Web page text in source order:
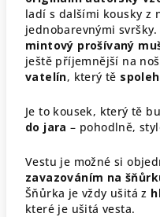
ladí s dalšími kousky z
jednobarevnými
mintový prošívaný
ještě příjemnější na
vatelín, který tě
Je to kousek, který tě
do jara – pohodlně,
Vestu je možné si
zavazováním na
Šňůrka je vždy ušitá z
které je ušitá vesta.